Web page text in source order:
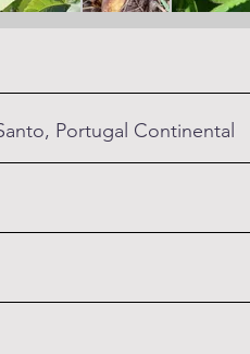
Portugal Continental